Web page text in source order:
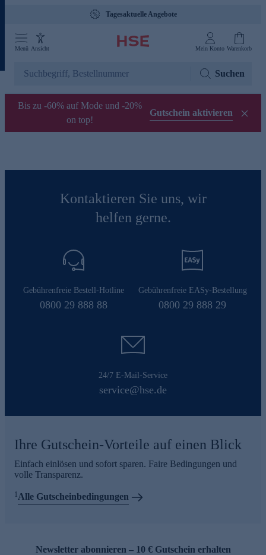
Tagesaktuelle Angebote
Menü Ansicht Mein Konto Warenkorb
Suchen
Bis zu -60% auf Mode und -20%
on top!
Gutschein aktivieren
Kontaktieren Sie uns, wir
helfen gerne.
Gebührenfreie Bestell-Hotline
0800 29 888 88
Gebührenfreie EASy-Bestellung
0800 29 888 29
24/7 E-Mail-Service
service@hse.de
Ihre Gutschein-Vorteile auf einen Blick
Einfach einlösen und sofort sparen. Faire Bedingungen und
volle Transparenz.
1Alle Gutscheinbedingungen
Newsletter abonnieren – 10 € Gutschein erhalten